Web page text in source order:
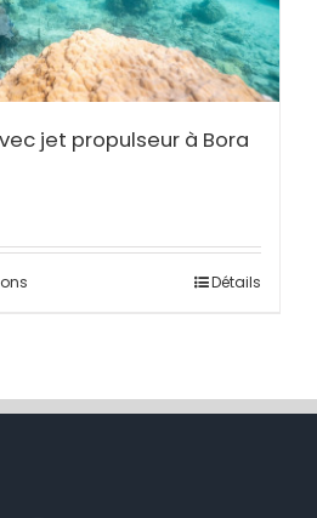
jet propulseur à Bora
Détails